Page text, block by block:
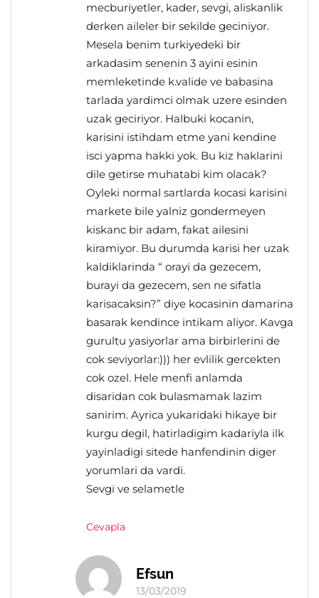
mecburiyetler, kader, sevgi, aliskanlik
derken aileler bir sekilde geciniyor.
Mesela benim turkiyedeki bir
arkadasim senenin 3 ayini esinin
memleketinde k.valide ve babasina
tarlada yardimci olmak uzere esinden
uzak geciriyor. Halbuki kocanin,
karisini istihdam etme yani kendine
isci yapma hakki yok. Bu kiz haklarini
dile getirse muhatabi kim olacak?
Oyleki normal sartlarda kocasi karisini
markete bile yalniz gondermeyen
kiskanc bir adam, fakat ailesini
kiramiyor. Bu durumda karisi her uzak
kaldiklarinda “ orayi da gezecem,
burayi da gezecem, sen ne sifatla
karisacaksin?” diye kocasinin damarina
basarak kendince intikam aliyor. Kavga
gurultu yasiyorlar ama birbirlerini de
cok seviyorlar:))) her evlilik gercekten
cok ozel. Hele menfi anlamda
disaridan cok bulasmamak lazim
sanirim. Ayrica yukaridaki hikaye bir
kurgu degil, hatirladigim kadariyla ilk
yayinladigi sitede hanfendinin diger
yorumlari da vardi.
Sevgi ve selametle
Cevapla
Efsun
13/03/2019